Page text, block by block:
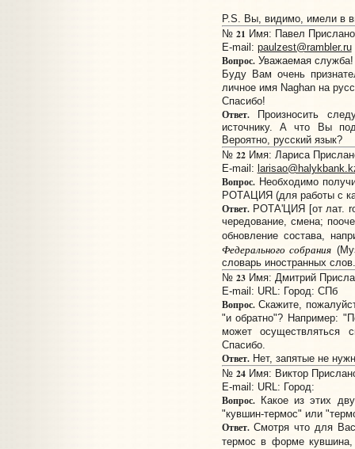
P.S. Вы, видимо, имели в
№ 21 Имя: Павел
E-mail: paulzest@rambler.ru
Вопрос.Уважаемая служба!
Буду Вам очень
личное имя Naghan на
Спасибо!
Ответ.Произносить
источнику. А что Вы
Вероятно, русский язык?
№ 22Имя: Лариса
E-mail:
Вопрос.Необходимо
РОТАЦИЯ (для работы с
Ответ.РОТА'ЦИЯ [от лат.
чередование, смена;
обновление состава,
Федерального собрания
словарь иностранных
№ 23Имя: Дмитрий
E-mail: URL: Город: СПб
Вопрос.Скажите,
"и обратно"? Например:
может осуществляться
Спасибо.
Ответ.Нет, запятые не
№ 24Имя: Виктор
E-mail: URL: Город:
Вопрос.Какое из этих
"кувшин-термос" или
Ответ.Смотря что для Вас
термос в форме